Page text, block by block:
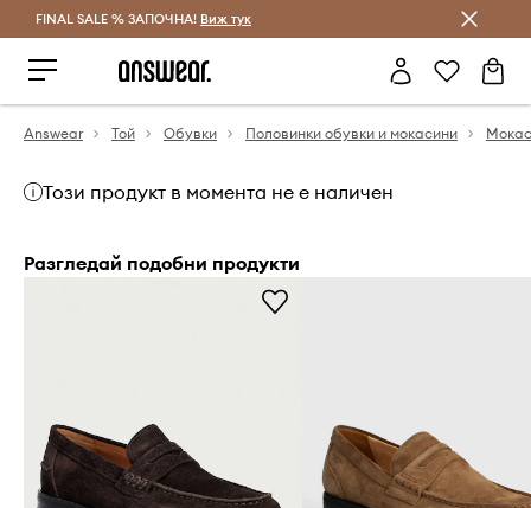
Спестявай с Answear Club
FINAL SALE % ЗАПОЧНА! Виж тук
Answear Той Обувки Половинки обувки и мокасини
Този продукт в момента не е наличен
Разгледай подобни продукти